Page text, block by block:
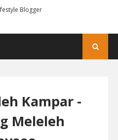
Blogger
Kampar -
Meleleh